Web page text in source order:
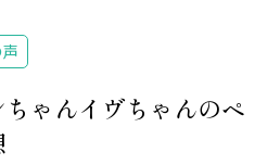
ゃんイヴちゃんのペ